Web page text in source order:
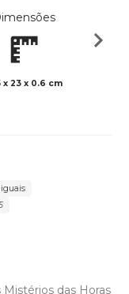
x 23 x 0.6 cm
iguais
das Horas